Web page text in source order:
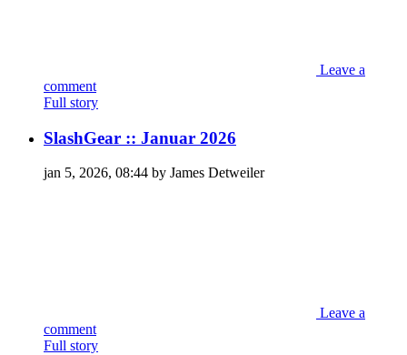
Leave a
comment
Full story
SlashGear :: Januar 2026
jan 5, 2026, 08:44 by James Detweiler
Leave a
comment
Full story